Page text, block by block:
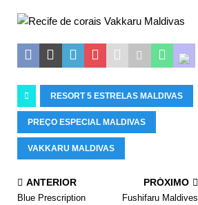
RESORT 5 ESTRELAS MALDIVAS
PREÇO ESPECIAL MALDIVAS
VAKKARU MALDIVAS
ANTERIOR
Blue Prescription
PRÓXIMO
Fushifaru Maldives